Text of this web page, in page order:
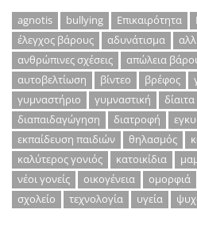
agnotis
bullying Επικαιρότητα
έλεγχος βάρους
αδυνάτισμα
ανθρώπινες σχέσεις
απώλεια
αυτοβελτίωση
βίντεο βρέφος
γυμναστήριο
γυμναστική δίαιτα
διαπαιδαγώγηση
διατροφή
εκπαίδευση παιδιών
θηλασμός
καλύτερος γονιός
κατοικίδια
νέοι γονείς
οικογένεια ομορφιά
σχολείο
τεχνολογία υγεία